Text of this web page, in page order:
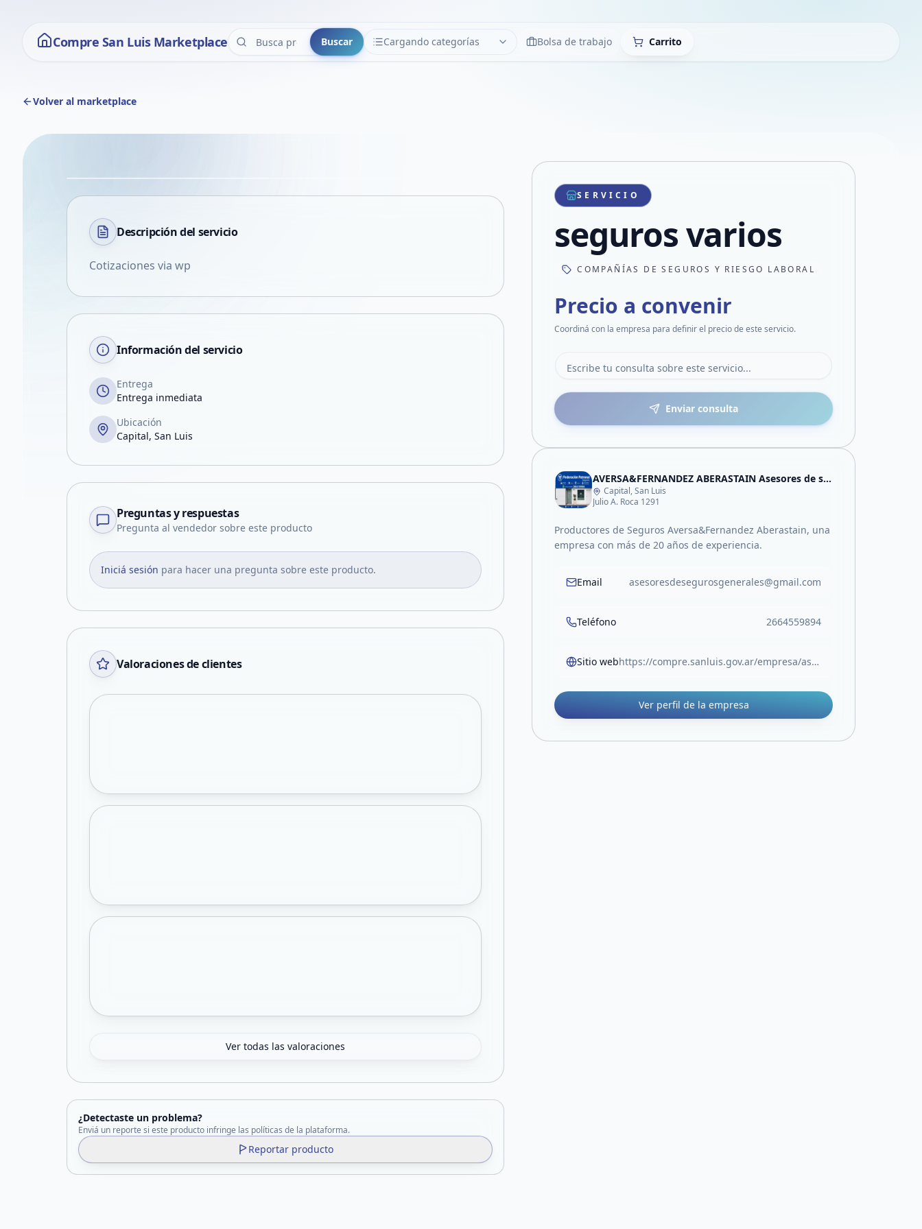
Compre San Luis Marketplace Buscar Cargando categorías
CATEGORÍAS LimpiarBolsa de trabajo Carrito
Volver al marketplace
VER EN PANTALLA COMPLETA
Compartir producto
Compartir por WhatsApp
Compartir por mail
Compartir en Facebook
Compartir en X
Descripción del servicio
Cotizaciones via wp
Información del servicio
Entrega
Entrega inmediata
Ubicación
Capital, San Luis
Preguntas y respuestas
Pregunta al vendedor sobre este producto
Iniciá sesión para hacer una pregunta sobre este producto.
Valoraciones de clientes
Ver todas las valoraciones
¿Detectaste un problema?
Enviá un reporte si este producto infringe las políticas de la plataforma.
Reportar producto
SERVICIO
seguros varios
COMPAÑÍAS DE SEGUROS Y RIESGO LABORAL
Precio a convenir
Coordiná con la empresa para definir el precio de este servicio.
Enviar consulta
AVERSA&FERNANDEZ ABERASTAIN Asesores de seguros
Capital, San Luis
Julio A. Roca 1291
Productores de Seguros Aversa&Fernandez Aberastain, una
empresa con más de 20 años de experiencia.
Email asesoresdesegurosgenerales@gmail.com
Teléfono 2664559894
Sitio web https://compre.sanluis.gov.ar/empresa/aseguradora-riesgos-varios
Ver perfil de la empresa